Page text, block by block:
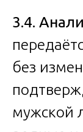
3.4.
без
мужской